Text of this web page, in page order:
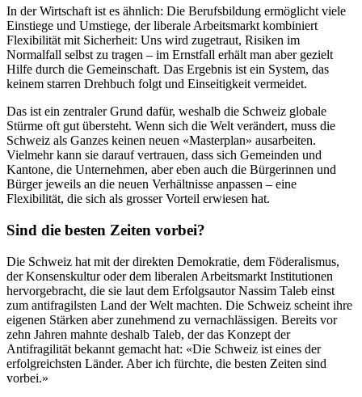
In der Wirtschaft ist es ähnlich: Die Berufsbildung ermöglicht viele
Einstiege und Umstiege, der liberale Arbeitsmarkt kombiniert
Flexibilität mit Sicherheit: Uns wird zugetraut, Risiken im
Normalfall selbst zu tragen – im Ernstfall erhält man aber gezielt
Hilfe durch die Gemeinschaft. Das Ergebnis ist ein System, das
keinem starren Drehbuch folgt und Einseitigkeit vermeidet.
Das ist ein zentraler Grund dafür, weshalb die Schweiz globale
Stürme oft gut übersteht. Wenn sich die Welt verändert, muss die
Schweiz als Ganzes keinen neuen «Masterplan» ausarbeiten.
Vielmehr kann sie darauf vertrauen, dass sich Gemeinden und
Kantone, die Unternehmen, aber eben auch die Bürgerinnen und
Bürger jeweils an die neuen Verhältnisse anpassen – eine
Flexibilität, die sich als grosser Vorteil erwiesen hat.
Sind die besten Zeiten vorbei?
Die Schweiz hat mit der direkten Demokratie, dem Föderalismus,
der Konsenskultur oder dem liberalen Arbeitsmarkt Institutionen
hervorgebracht, die sie laut dem Erfolgsautor Nassim Taleb einst
zum antifragilsten Land der Welt machten. Die Schweiz scheint ihre
eigenen Stärken aber zunehmend zu vernachlässigen. Bereits vor
zehn Jahren mahnte deshalb Taleb, der das Konzept der
Antifragilität bekannt gemacht hat: «Die Schweiz ist eines der
erfolgreichsten Länder. Aber ich fürchte, die besten Zeiten sind
vorbei.»